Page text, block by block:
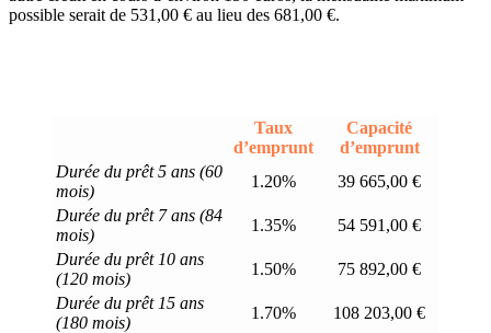
possible serait de 531,00 € au lieu des 681,00 €.
Taux
d’emprunt
Capacité
d’emprunt
Durée du prêt 5 ans (60
mois)
1.20%
39 665,00 €
Durée du prêt 7 ans (84
mois)
1.35%
54 591,00 €
Durée du prêt 10 ans
(120 mois)
1.50%
75 892,00 €
Durée du prêt 15 ans
(180 mois)
1.70%
108 203,00 €